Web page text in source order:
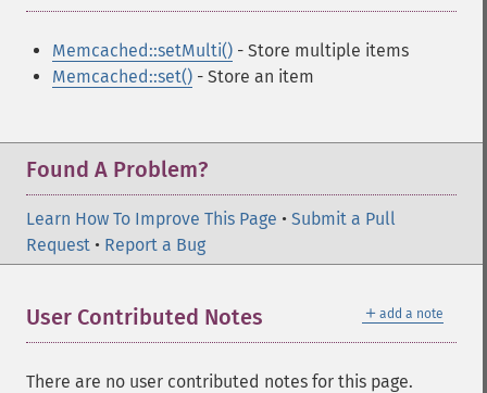
Memcached::setMulti() - Store multiple items
Memcached::set() - Store an item
Found A Problem?
Learn How To Improve This Page • Submit a Pull
Request • Report a Bug
＋ add a note
User Contributed Notes
There are no user contributed notes for this page.